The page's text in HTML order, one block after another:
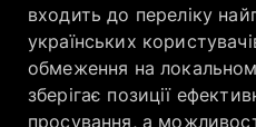
входить до переліку
українських
обмеження на
зберігає позиції
просування, а